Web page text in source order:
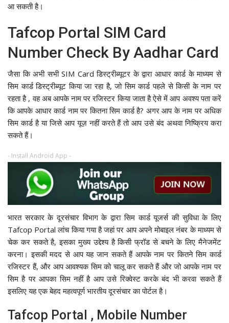
आ सकती है।
Tafcop Portal SIM Card
Number Check By Aadhar Card
जैसा कि अभी सभी SIM Card डिस्ट्रीब्यूटर के द्वारा आधार कार्ड के माध्यम से
सिम कार्ड डिस्ट्रीब्यूट किया जा रहा है, जो सिम कार्ड पहले से किसी के नाम पर
रहता है , वह अब आपके नाम पर रजिस्टर किया जाता है ऐसे में आप अवश्य पता करें
कि आपके आधार कार्ड नाम पर कितना सिम कार्ड है? अगर आप के नाम पर अधिक
सिम कार्ड है या जिसे आप यूज़ नहीं करते हैं तो आप उसे बंद अथवा निष्क्रिय करा
सकते हैं।
- Install Android App -
भारत सरकार के दूरसंचार विभाग के द्वारा सिम कार्ड यूजर्स की सुविधा के लिए
Tafcop Portal लांच किया गया है जहां पर आप अपने मोबाइल नंबर के माध्यम से
चेक कर सकते है, इसका मुख्य उद्देश्य है किसी फ्रॉड से बचने के लिए मैनेजमेंट
करना। इसकी मदद से आप यह जान सकते हैं आपके नाम पर कितने सिम कार्ड
रजिस्टर हैं, और आप आवश्यक सिम को चालू कर सकते हैं और जो आपके नाम पर
सिम है पर आपका सिम नहीं है आप उसे रिक्वेस्ट करके बंद भी करवा सकते हैं
इसलिए यह एक बेहद महत्वपूर्ण भारतीय दूरसंचार का पोर्टल है।
Tafcop Portal , Mobile Number